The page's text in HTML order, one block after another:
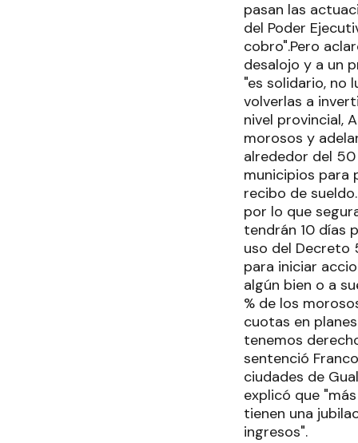
pasan las
del Poder
cobro".Pero
desalojo y a un
"es solidario, no
volverlas a
nivel provincial,
morosos y
alrededor del
municipios para
recibo de
por lo que
tendrán 10 días
uso del Decreto
para iniciar
algún bien o a
% de los
cuotas en
tenemos
sentenció
ciudades de
explicó que
tienen una
ingresos".